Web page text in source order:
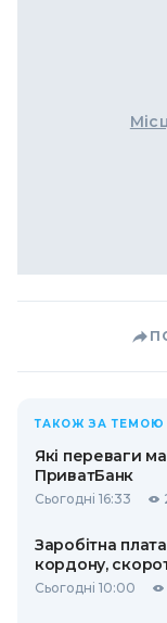
ТАКОЖ ЗА ТЕМОЮ
Які переваги
ПриватБанк
Сьогодні 16:33
Заробітна
кордону,
Сьогодні 10:00